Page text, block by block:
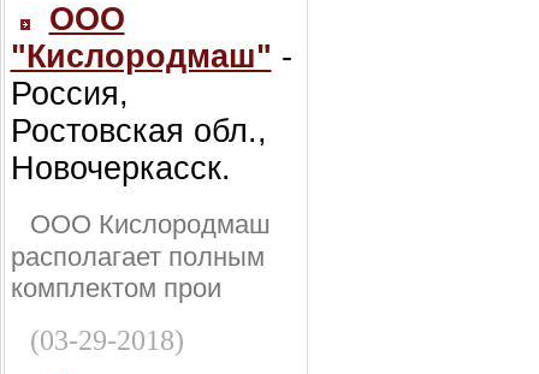
ООО
"Кислородмаш" -
Россия,
Ростовская обл.,
Новочеркасск.
ООО Кислородмаш
располагает полным
комплектом прои
(03-29-2018)